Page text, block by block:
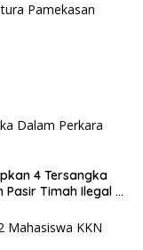
Pamekasan
4 Tersangka
Pasir Timah Ilegal di